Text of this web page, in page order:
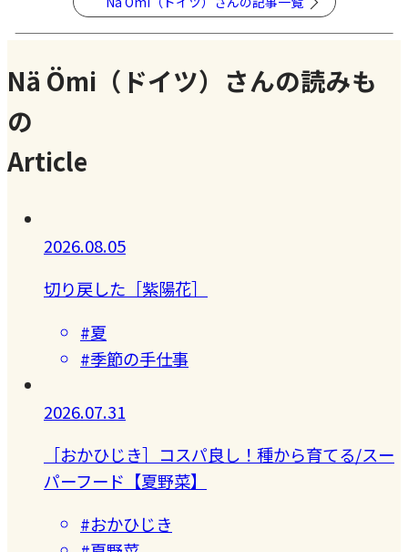
Nä Ömi（ドイツ）さんの読みも
の
Article
2026.08.05
切り戻した［紫陽花］
#夏
#季節の手仕事
2026.07.31
［おかひじき］コスパ良し！種から育てる/スー
パーフード【夏野菜】
#おかひじき